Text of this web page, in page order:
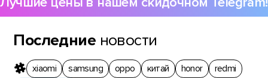
Последние новости
xiaomi samsung oppo китай honor
redmi